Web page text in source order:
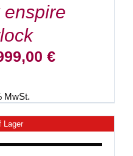
€
€Aktueller
MwSt.
Lager